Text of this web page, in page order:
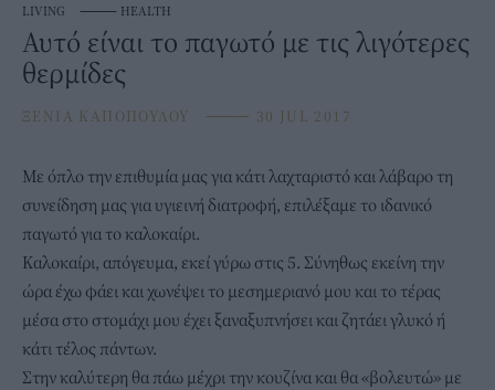
LIVING ⸻ HEALTH
Αυτό είναι το παγωτό με τις λιγότερες
θερμίδες
ΞΕΝΙΑ ΚΑΠΟΠΟΥΛΟΥ ⸻ 30 JUL 2017
Με όπλο την επιθυμία μας για κάτι λαχταριστό και λάβαρο τη
συνείδηση μας για υγιεινή διατροφή, επιλέξαμε το ιδανικό
παγωτό για το καλοκαίρι.
Καλοκαίρι, απόγευμα, εκεί γύρω στις 5. Σύνηθως εκείνη την
ώρα έχω φάει και χωνέψει το μεσημεριανό μου και το τέρας
μέσα στο στομάχι μου έχει ξαναξυπνήσει και ζητάει γλυκό ή
κάτι τέλος πάντων.
Στην καλύτερη θα πάω μέχρι την κουζίνα και θα «βολευτώ» με